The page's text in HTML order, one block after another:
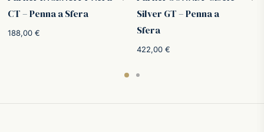
CT – Penna a Sfera
188,00 €
Silver GT – Penna a
Sfera
422,00 €